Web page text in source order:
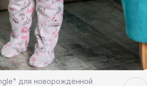
для новорождённой